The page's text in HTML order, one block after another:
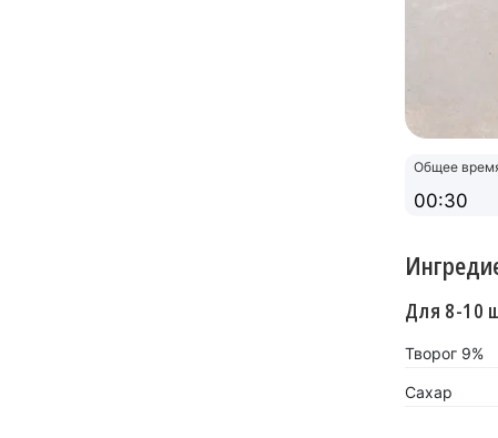
Общее
00:30
Для 8-10
Творог 9%
Сахар